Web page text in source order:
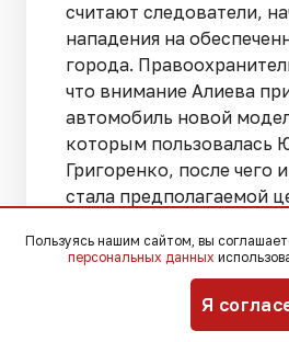
считают следователи,
нападения на
города.
что внимание Алиева
автомобиль новой
которым пользовалась
Григоренко, после чего
стала предполагаемой
Сами Карен Тороян и
утверждают, что Алиев
участвовать в
Пользуясь нашим сайтом, вы
персональных данных
Я